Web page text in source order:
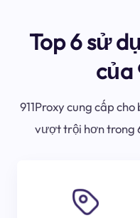
Top 6 sử
của
911Proxy cung cấp
vượt trội hơn trong